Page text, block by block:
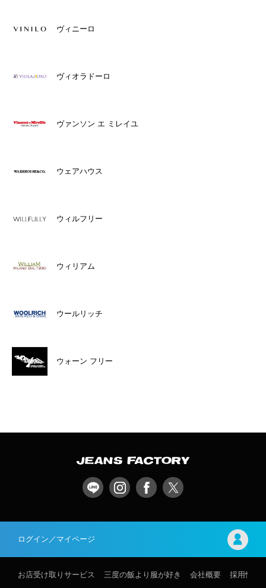
ヴィニーロ
ヴィオラドーロ
ヴァンソン エ ミレイユ
ウェアハウス
ウィルフリー
ウィリアム
ウールリッチ
ウォーン フリー
ログイン／マイページ
お店受け取りサービス 三度の飯より服が好き 会社概要 採用情報